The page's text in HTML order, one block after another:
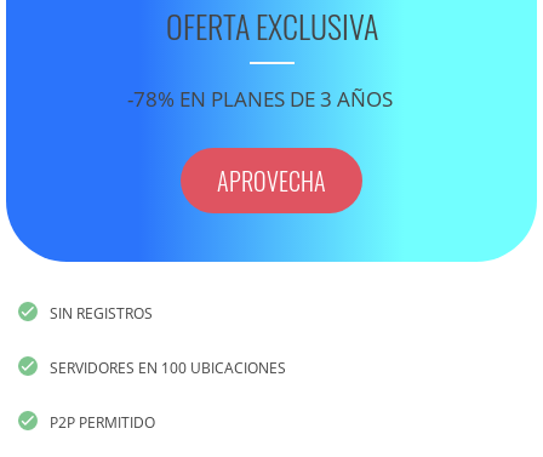
OFERTA EXCLUSIVA
-78% EN PLANES DE 3 AÑOS
APROVECHA
SIN REGISTROS
SERVIDORES EN 100 UBICACIONES
P2P PERMITIDO